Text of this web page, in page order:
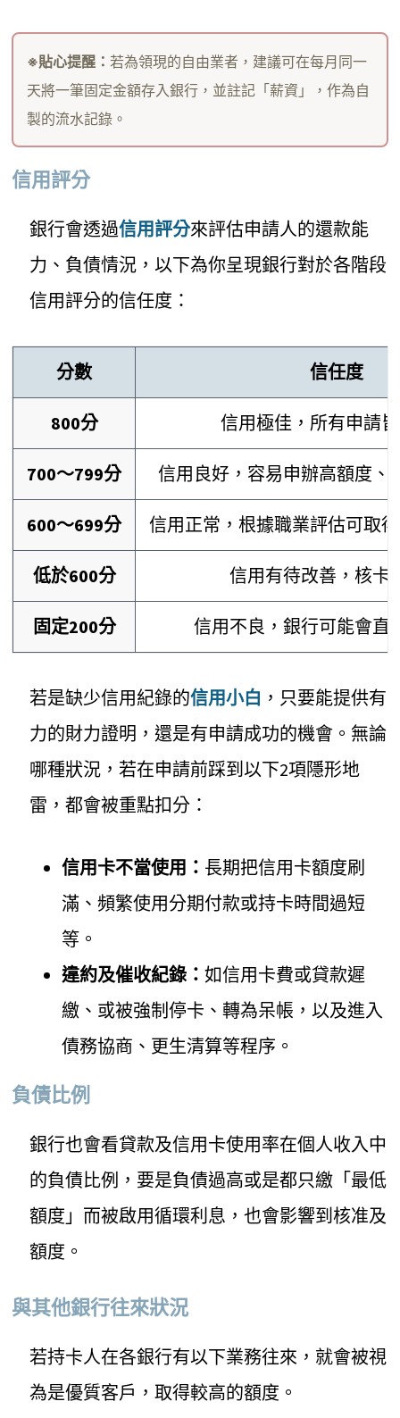
※貼心提醒： 若為領現的自由業者，建議可在每月同一
天將一筆固定金額存入銀行，並註記「薪資」，作為自
製的流水記錄。
信用評分
銀行會透過信用評分來評估申請人的還款能
力、負債情況，以下為你呈現銀行對於各階段
信用評分的信任度：
分數 信任度
800分 信用極佳，所有申請
700～799分 信用良好，容易申辦高額度、
600～699分 信用正常，根據職業評估可取
低於600分 信用有待改善，核卡
固定200分 信用不良，銀行可能會直
若是缺少信用紀錄的信用小白 ，只要能提供有
力的財力證明，還是有申請成功的機會。無論
哪種狀況，若在申請前踩到以下2項隱形地
雷，都會被重點扣分：
信用卡不當使用： 長期把信用卡額度刷
滿、頻繁使用分期付款或持卡時間過短
等。
違約及催收紀錄：如信用卡費或貸款遲
繳、或被強制停卡、轉為呆帳，以及進入
債務協商、更生清算等程序。
負債比例
銀行也會看貸款及信用卡使用率在個人收入中
的負債比例，要是負債過高或是都只繳「最低
額度」而被啟用循環利息，也會影響到核准及
額度。
與其他銀行往來狀況
若持卡人在各銀行有以下業務往來，就會被視
為是優質客戶，取得較高的額度。